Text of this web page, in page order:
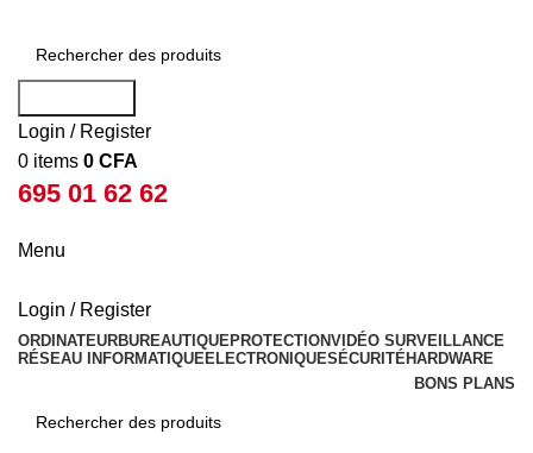
Login / Register
0 items 0 CFA
695 01 62 62
Menu
Login / Register
ORDINATEURBUREAUTIQUEPROTECTIONVIDÉO SURVEILLANCE
RÉSEAU INFORMATIQUEELECTRONIQUESÉCURITÉHARDWARE
BONS PLANS